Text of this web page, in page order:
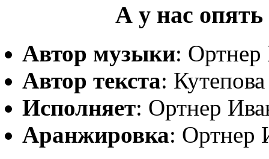
А у нас
Автор музыки: Ортнер
Автор текста:
Исполняет: Ортнер
Аранжировка: Ортнер